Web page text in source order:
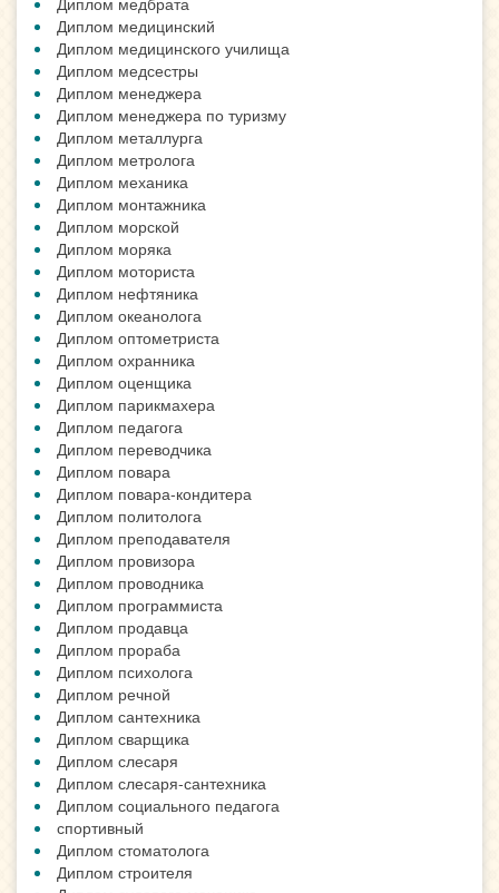
Диплом медицинский
Диплом медицинского училища
Диплом медсестры
Диплом менеджера
Диплом менеджера по туризму
Диплом металлурга
Диплом метролога
Диплом механика
Диплом монтажника
Диплом морской
Диплом моряка
Диплом моториста
Диплом нефтяника
Диплом океанолога
Диплом оптометриста
Диплом охранника
Диплом оценщика
Диплом парикмахера
Диплом педагога
Диплом переводчика
Диплом повара
Диплом повара-кондитера
Диплом политолога
Диплом преподавателя
Диплом провизора
Диплом проводника
Диплом программиста
Диплом продавца
Диплом прораба
Диплом психолога
Диплом речной
Диплом сантехника
Диплом сварщика
Диплом слесаря
Диплом слесаря-сантехника
Диплом социального педагога
спортивный
Диплом стоматолога
Диплом строителя